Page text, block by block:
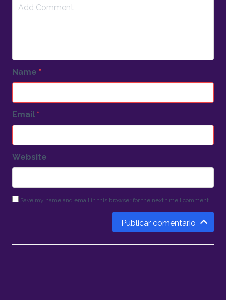
Name *
Email *
Website
Save my name and email in this browser for the next time I comment.
Publicar comentario